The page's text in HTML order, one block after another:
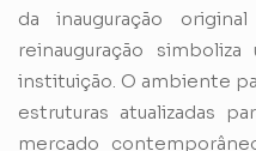
da inauguração
reinauguração
instituição. O ambiente
estruturas atualizadas
mercado